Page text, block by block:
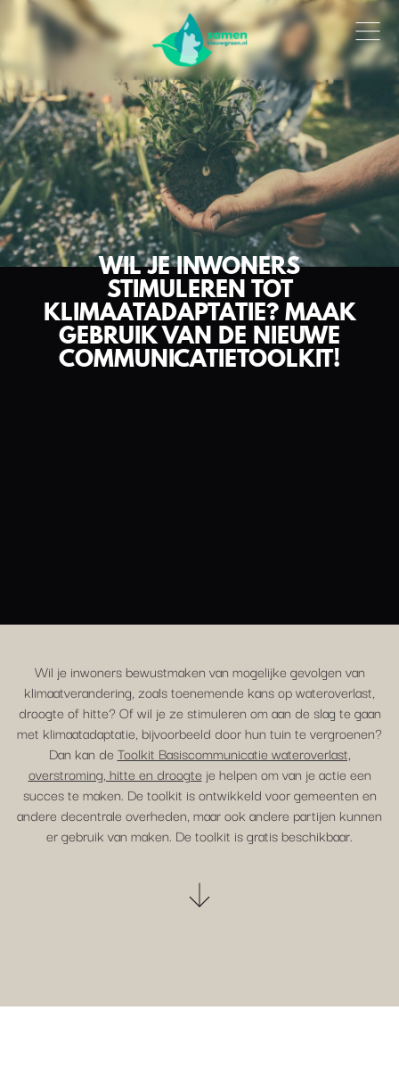
WIL JE INWONERS
STIMULEREN TOT
KLIMAATADAPTATIE? MAAK
GEBRUIK VAN DE NIEUWE
COMMUNICATIETOOLKIT!
Wil je inwoners bewustmaken van mogelijke gevolgen van
klimaatverandering, zoals toenemende kans op wateroverlast,
droogte of hitte? Of wil je ze stimuleren om aan de slag te gaan
met klimaatadaptatie, bijvoorbeeld door hun tuin te vergroenen?
Dan kan de Toolkit Basiscommunicatie wateroverlast,
overstroming, hitte en droogte je helpen om van je actie een
succes te maken. De toolkit is ontwikkeld voor gemeenten en
andere decentrale overheden, maar ook andere partijen kunnen
er gebruik van maken. De toolkit is gratis beschikbaar.